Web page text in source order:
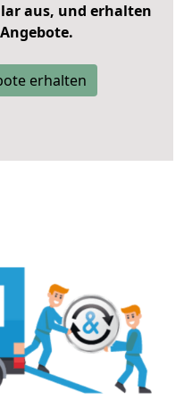
aus, und erhalten
erhalten